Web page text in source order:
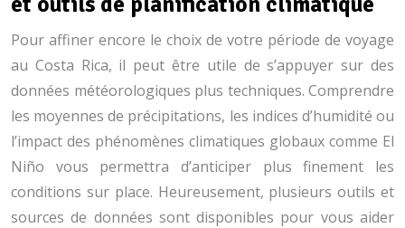
Pour affiner encore le choix de votre période de voyage
au Costa Rica, il peut être utile de s’appuyer sur des
données météorologiques plus techniques. Comprendre
les moyennes de précipitations, les indices d’humidité ou
l’impact des phénomènes climatiques globaux comme El
Niño vous permettra d’anticiper plus finement les
conditions sur place. Heureusement, plusieurs outils et
sources de données sont disponibles pour vous aider